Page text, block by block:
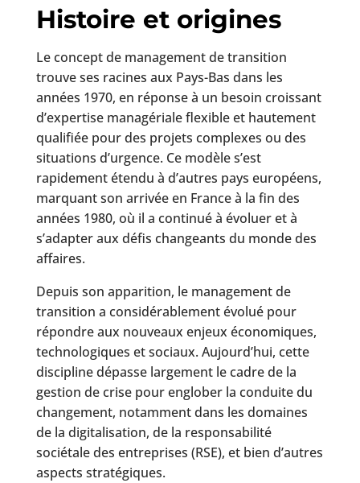
Histoire et origines
Le concept de management de transition
trouve ses racines aux Pays-Bas dans les
années 1970, en réponse à un besoin croissant
d’expertise managériale flexible et hautement
qualifiée pour des projets complexes ou des
situations d’urgence. Ce modèle s’est
rapidement étendu à d’autres pays européens,
marquant son arrivée en France à la fin des
années 1980, où il a continué à évoluer et à
s’adapter aux défis changeants du monde des
affaires.
Depuis son apparition, le management de
transition a considérablement évolué pour
répondre aux nouveaux enjeux économiques,
technologiques et sociaux. Aujourd’hui, cette
discipline dépasse largement le cadre de la
gestion de crise pour englober la conduite du
changement, notamment dans les domaines
de la digitalisation, de la responsabilité
sociétale des entreprises (RSE), et bien d’autres
aspects stratégiques.